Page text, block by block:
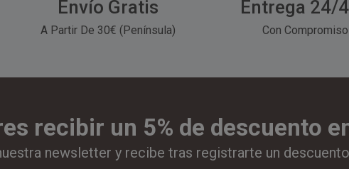
Envío Gratis
A Partir De 30€ (Península)
Entrega 24/
Con Compromiso
recibir un 5% de descuento
newsletter y recibe tras registrarte un